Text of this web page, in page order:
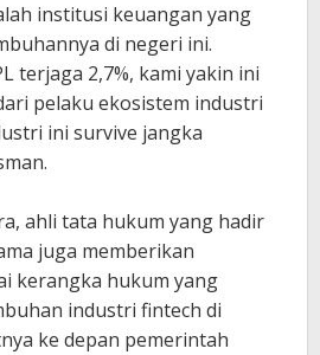
institusi keuangan yang
di negeri ini.
terjaga 2,7%, kami yakin ini
pelaku ekosistem industri
ini survive jangka
ahli tata hukum yang hadir
juga memberikan
kerangka hukum yang
industri fintech di
ke depan pemerintah